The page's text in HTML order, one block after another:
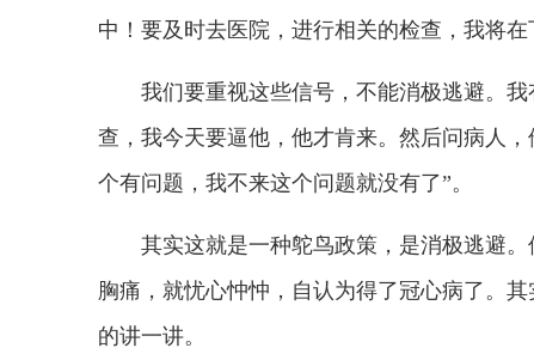
中！要及时去医院，进行相关的检查，我将
我们要重视这些信号，不能消极逃避。
查，我今天要逼他，他才肯来。然后问病人
个有问题，我不来这个问题就没有了”。
其实这就是一种鸵鸟政策，是消极逃避
胸痛，就忧心忡忡，自认为得了冠心病了。
的讲一讲。